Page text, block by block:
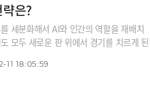
은?
세분화해서 AI와 인간의 역할을 재배치
모두 새로운 판 위에서 경기를 치르게 된
리어를 어떻게 조직화할 수 있을까요?
11 18:05:59